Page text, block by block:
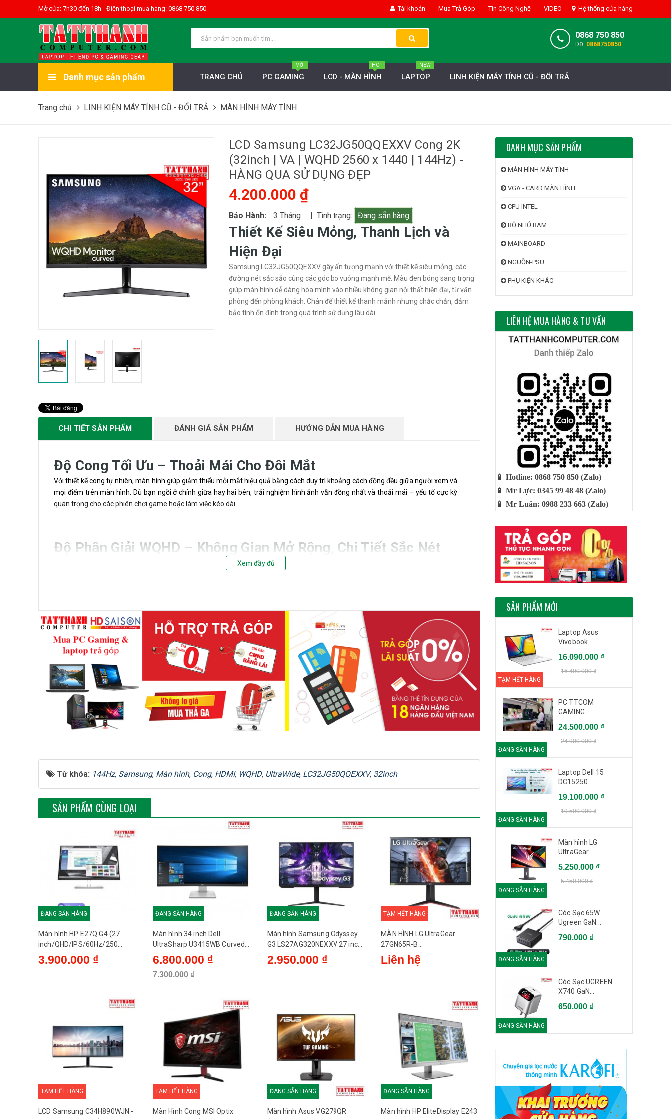
Mở cửa: 7h30 đến 18h - Điện thoại mua hàng: 0868 750 850 Tài khoản Mua Trả Góp Tin Công Nghệ VIDEO Hệ thống cửa hàng
0868 750 850
DĐ: 0868750850
Danh mục sản phẩm TRANG CHỦ PC GAMING
MỚI
LCD - MÀN HÌNH
HOT
LAPTOP
NEW
LINH KIỆN MÁY TÍNH CŨ - ĐỔI TRẢ
Trang chủ LINH KIỆN MÁY TÍNH CŨ - ĐỔI TRẢ MÀN HÌNH MÁY TÍNH
LCD Samsung LC32JG50QQEXXV Cong 2K
(32inch | VA | WQHD 2560 x 1440 | 144Hz) -
HÀNG QUA SỬ DỤNG ĐẸP
4.200.000 ₫
Bảo Hành: 3 Tháng | Tình trạng: Đang sẵn hàng
Thiết Kế Siêu Mỏng, Thanh Lịch và
Hiện Đại
Samsung LC32JG50QQEXXV gây ấn tượng mạnh với thiết kế siêu mỏng, các
đường nét sắc sảo cùng các góc bo vuông mạnh mẽ. Màu đen bóng sang trọng
giúp màn hình dễ dàng hòa mình vào nhiều không gian nội thất hiện đại, từ văn
phòng đến phòng khách. Chân đế thiết kế thanh mảnh nhưng chắc chắn, đảm
bảo tính ổn định trong quá trình sử dụng lâu dài.
CHI TIẾT SẢN PHẨM ĐÁNH GIÁ SẢN PHẨM HƯỚNG DẪN MUA HÀNG
Độ Cong Tối Ưu – Thoải Mái Cho Đôi Mắt
Với thiết kế cong tự nhiên, màn hình giúp giảm thiểu mỏi mắt hiệu quả bằng cách duy trì khoảng cách đồng đều giữa người xem và
mọi điểm trên màn hình. Dù bạn ngồi ở chính giữa hay hai bên, trải nghiệm hình ảnh vẫn đồng nhất và thoải mái – yếu tố cực kỳ
quan trọng cho các phiên chơi game hoặc làm việc kéo dài.
Độ Phân Giải WQHD – Không Gian Mở Rộng, Chi Tiết Sắc Nét
Samsung LC32JG50QQEXXV sở hữu độ phân giải WQHD với mật độ điểm ảnh cao gấp 1.7 lần Full HD, mang lại hình ảnh cực kỳ sắc
Tần Số Quét 144Hz – Chuyển Động Mượt Mà
Tần số quét cao lên đến 144Hz mang lại chuyển động hình ảnh siêu mượt, loại bỏ hiện tượng nhòe hình, bóng ma và xé hình. Dễ
dàng điều khiển và phản ứng nhanh trong các tựa game hành động. Ngoài ra, bạn có thể tùy chỉnh tần số 60Hz hoặc 120Hz để phù
hợp với từng nhu cầu sử dụng, tối ưu hiệu năng cho từng tác vụ.
Chế Độ Hiển Thị Đa Dạng – Tối Ưu Trải Nghiệm Game
Chế độ Game được tích hợp sẵn trên LC32JG50QQEXXV cho phép tự động điều chỉnh màu sắc, mức gamma đen, độ sắc nét và
mọi thử thách hình ảnh trong game cũng như công việc hàng ngày.
Thông số kỹ thuật
Samsung LC32JG50QQEXXV
MàuĐen
Loại màn hìnhMàn hình Cong
Kích thước32 inch
Độ phân giải2K (2560 x 1440)
Tốc độ làm mới144Hz
Thời gian đáp ứng4ms
Cổng kết nối1x DisplayPort, 2x HDMI
Xem đầy đủ
Từ khóa: 144Hz, Samsung, Màn hình, Cong, HDMI, WQHD, UltraWide, LC32JG50QQEXXV, 32inch
SẢN PHẨM CÙNG LOẠI
ĐANG SẴN HÀNG
Màn hình HP E27Q G4 (27
inch/QHD/IPS/60Hz/250
nits/USB/2K) - Cũ - QSD
3.900.000 ₫
ĐANG SẴN HÀNG
Màn hình 34 inch Dell
UltraSharp U3415WB Curved
Ultrawide QSD - Cũ - QSD
6.800.000 ₫
7.300.000 ₫
ĐANG SẴN HÀNG
Màn hình Samsung Odyssey
G3 LS27AG320NEXXV 27 inch
FHD VA 165Hz - Cũ - QSD
2.950.000 ₫
TẠM HẾT HÀNG
MÀN HÌNH LG UltraGear
27GN65R-B
(27INCH/FHD/IPS/144HZ/1MS
) - Like New
Liên hệ
TẠM HẾT HÀNG
LCD Samsung C34H890WJN -
TẠM HẾT HÀNG
Màn Hình Cong MSI Optix
ĐANG SẴN HÀNG
Màn hình Asus VG279QR
ĐANG SẴN HÀNG
Màn hình HP EliteDisplay E243
DANH MỤC SẢN PHẨM
MÀN HÌNH MÁY TÍNH
VGA - CARD MÀN HÌNH
CPU INTEL
BỘ NHỚ RAM
MAINBOARD
NGUỒN-PSU
PHỤ KIỆN KHÁC
LIÊN HỆ MUA HÀNG & TƯ VẤN
📱 Hotline: 0868 750 850 (Zalo)
📱 Mr Lực: 0345 99 48 48 (Zalo)
📱 Mr Luân: 0988 233 663 (Zalo)
SẢN PHẨM MỚI
TẠM HẾT HÀNG
Laptop Asus
Vivobook...
16.090.000 ₫
16.490.000 ₫
ĐANG SẴN HÀNG
PC TTCOM
GAMING...
24.500.000 ₫
24.900.000 ₫
ĐANG SẴN HÀNG
Laptop Dell 15
DC15250...
19.100.000 ₫
19.500.000 ₫
ĐANG SẴN HÀNG
Màn hình LG
UltraGear...
5.250.000 ₫
5.450.000 ₫
ĐANG SẴN HÀNG
Cóc Sạc 65W
Ugreen GaN...
790.000 ₫
ĐANG SẴN HÀNG
Cóc Sạc UGREEN
X740 GaN...
650.000 ₫